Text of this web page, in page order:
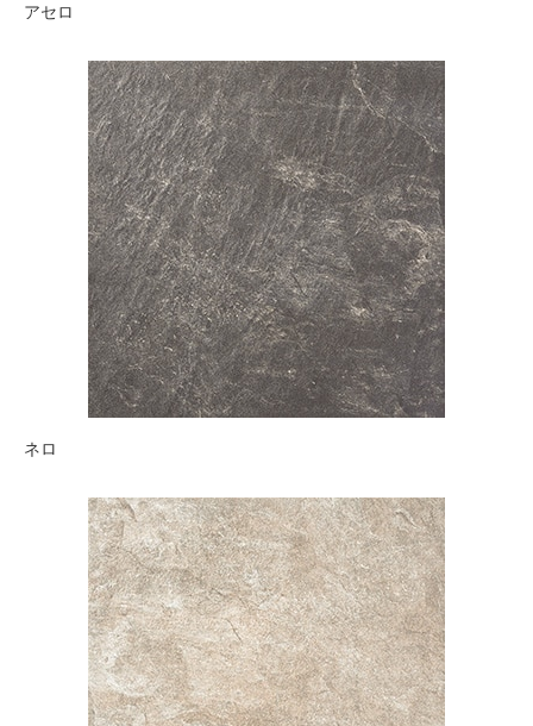
アセロ
ネロ